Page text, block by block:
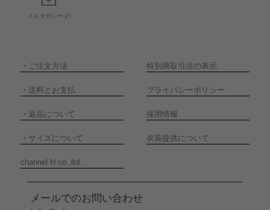
メルマガジーヌ!
・ ご注文方法 特別商取引法の表示
・ 送料とお支払 プライバシーポリシー
・ 返品について 採用情報
・ サイズについて 衣装提供について
channel H co.,ltd.
メールでのお問い合わせ